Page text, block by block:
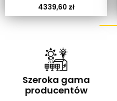
4339,60 zł
Szeroka gama
producentów